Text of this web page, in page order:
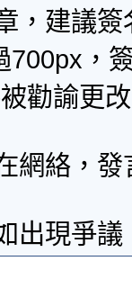
，建議
700px，
勸諭更
網絡，
出現爭